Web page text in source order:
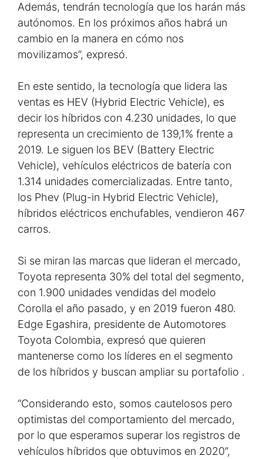
Además, tendrán tecnología que los harán más
autónomos. En los próximos años habrá un
cambio en la manera en cómo nos
movilizamos”, expresó.
En este sentido, la tecnología que lidera las
ventas es HEV (Hybrid Electric Vehicle), es
decir los híbridos con 4.230 unidades, lo que
representa un crecimiento de 139,1% frente a
2019. Le siguen los BEV (Battery Electric
Vehicle), vehículos eléctricos de batería con
1.314 unidades comercializadas. Entre tanto,
los Phev (Plug-in Hybrid Electric Vehicle),
híbridos eléctricos enchufables, vendieron 467
carros.
Si se miran las marcas que lideran el mercado,
Toyota representa 30% del total del segmento,
con 1.900 unidades vendidas del modelo
Corolla el año pasado, y en 2019 fueron 480.
Edge Egashira, presidente de Automotores
Toyota Colombia, expresó que quieren
mantenerse como los líderes en el segmento
de los híbridos y buscan ampliar su portafolio .
“Considerando esto, somos cautelosos pero
optimistas del comportamiento del mercado,
por lo que esperamos superar los registros de
vehículos híbridos que obtuvimos en 2020”,